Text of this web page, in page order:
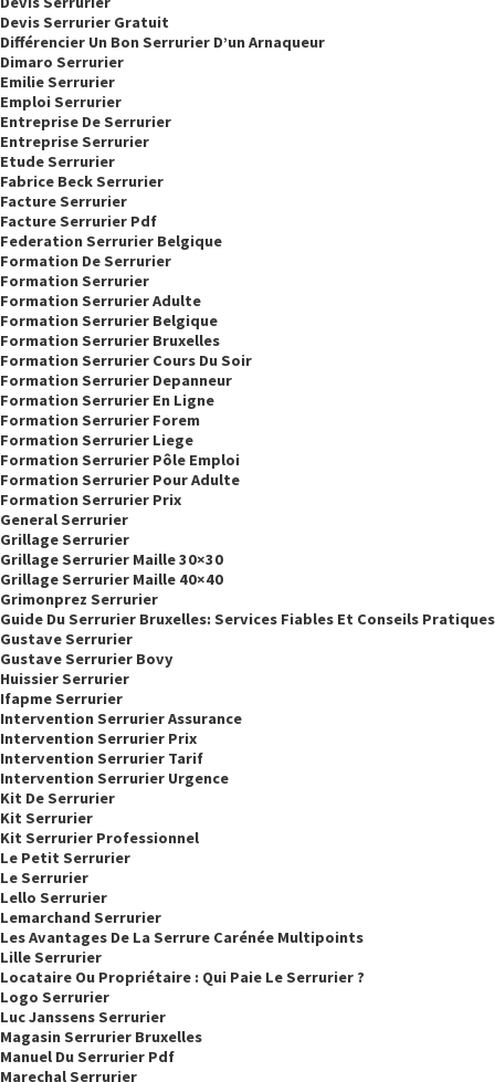
Devis Serrurier Gratuit
Différencier Un Bon Serrurier D’un Arnaqueur
Dimaro Serrurier
Emilie Serrurier
Emploi Serrurier
Entreprise De Serrurier
Entreprise Serrurier
Etude Serrurier
Fabrice Beck Serrurier
Facture Serrurier
Facture Serrurier Pdf
Federation Serrurier Belgique
Formation De Serrurier
Formation Serrurier
Formation Serrurier Adulte
Formation Serrurier Belgique
Formation Serrurier Bruxelles
Formation Serrurier Cours Du Soir
Formation Serrurier Depanneur
Formation Serrurier En Ligne
Formation Serrurier Forem
Formation Serrurier Liege
Formation Serrurier Pôle Emploi
Formation Serrurier Pour Adulte
Formation Serrurier Prix
General Serrurier
Grillage Serrurier
Grillage Serrurier Maille 30×30
Grillage Serrurier Maille 40×40
Grimonprez Serrurier
Guide Du Serrurier Bruxelles: Services Fiables Et Conseils Pratiques
Gustave Serrurier
Gustave Serrurier Bovy
Huissier Serrurier
Ifapme Serrurier
Intervention Serrurier Assurance
Intervention Serrurier Prix
Intervention Serrurier Tarif
Intervention Serrurier Urgence
Kit De Serrurier
Kit Serrurier
Kit Serrurier Professionnel
Le Petit Serrurier
Le Serrurier
Lello Serrurier
Lemarchand Serrurier
Les Avantages De La Serrure Carénée Multipoints
Lille Serrurier
Locataire Ou Propriétaire : Qui Paie Le Serrurier ?
Logo Serrurier
Luc Janssens Serrurier
Magasin Serrurier Bruxelles
Manuel Du Serrurier Pdf
Marechal Serrurier